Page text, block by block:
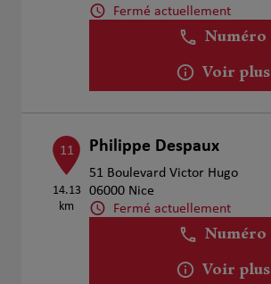
Fermé actuellement
Numéro
Voir plus
11
14.13
km
Philippe Despaux
51 Boulevard Victor Hugo
06000 Nice
Fermé actuellement
Numéro
Voir plus